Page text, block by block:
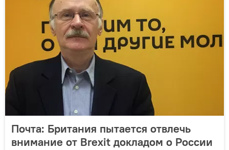
Почта: Британия пытается отвлечь
внимание от Brexit докладом о России